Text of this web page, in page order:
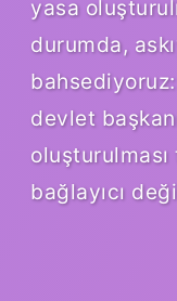
yasa
durumda,
devlet
bağlayıcı